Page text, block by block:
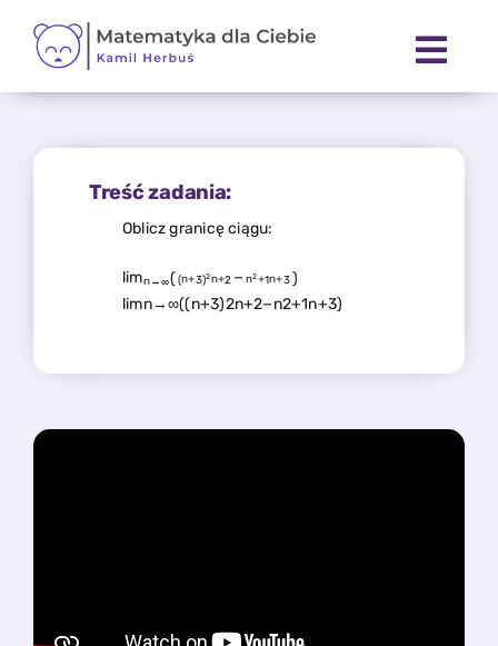
content
Treść zadania:
Oblicz granicę ciągu:
limn→∞((n+3)2n+2 − n2+1n+3)
limn→∞((n+3)2n+2−n2+1n+3)